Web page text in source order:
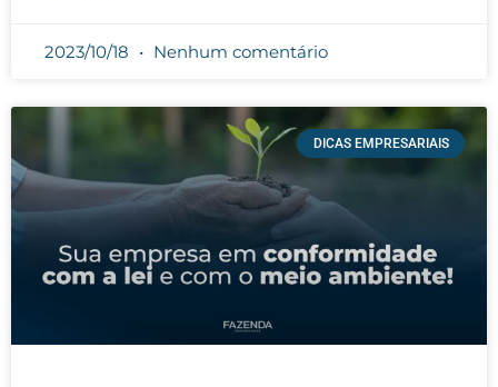
2023/10/18 Nenhum comentário
DICAS EMPRESARIAIS